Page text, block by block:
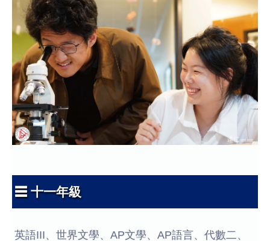
☰ 十一年級
英語III、世界文學、AP文學、AP語言、代數二、